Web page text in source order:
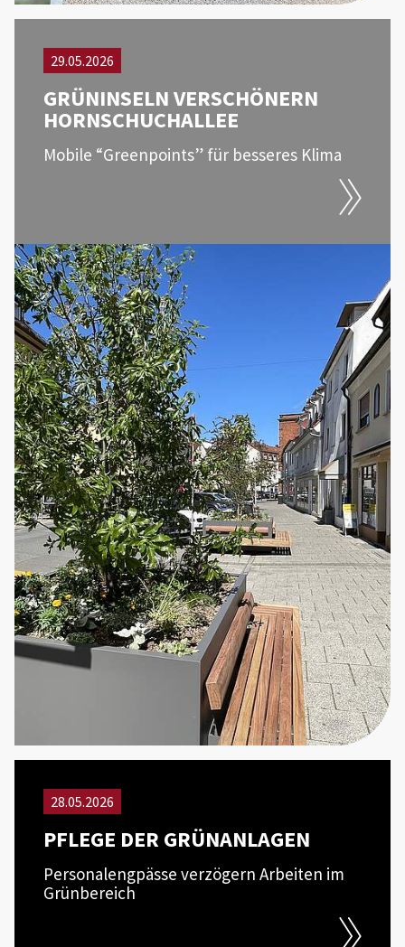
29.05.2026
GRÜNINSELN VERSCHÖNERN
HORNSCHUCHALLEE
Mobile “Greenpoints” für besseres Klima
28.05.2026
PFLEGE DER GRÜNANLAGEN
Personalengpässe verzögern Arbeiten im
Grünbereich